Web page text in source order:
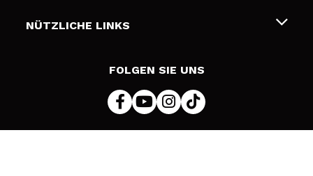
Zahlung
Bedingungen und Datenschutz
NÜTZLICHE LINKS
FOLGEN SIE UNS